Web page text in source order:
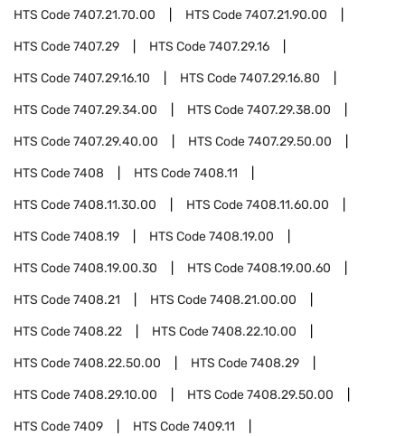
HTS Code7407.21.70.00 HTS Code7407.21.90.00
HTS Code7407.29 HTS Code7407.29.16
HTS Code7407.29.16.10 HTS Code7407.29.16.80
HTS Code7407.29.34.00 HTS Code7407.29.38.00
HTS Code7407.29.40.00 HTS Code7407.29.50.00
HTS Code7408 HTS Code7408.11
HTS Code7408.11.30.00 HTS Code7408.11.60.00
HTS Code7408.19 HTS Code7408.19.00
HTS Code7408.19.00.30 HTS Code7408.19.00.60
HTS Code7408.21 HTS Code7408.21.00.00
HTS Code7408.22 HTS Code7408.22.10.00
HTS Code7408.22.50.00 HTS Code7408.29
HTS Code7408.29.10.00 HTS Code7408.29.50.00
HTS Code7409 HTS Code7409.11